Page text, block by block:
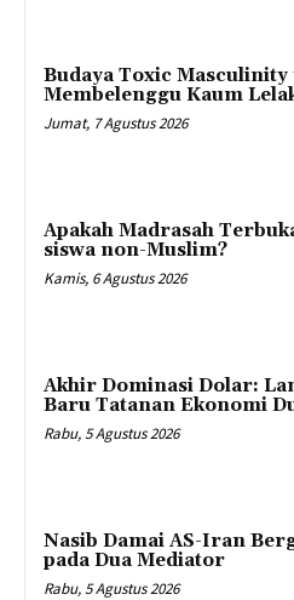
Budaya Toxic Masculinity
Membelenggu Kaum
Jumat, 7 Agustus 2026
Apakah Madrasah
siswa non-Muslim?
Kamis, 6 Agustus 2026
Akhir Dominasi Dolar:
Baru Tatanan Ekonomi
Rabu, 5 Agustus 2026
Nasib Damai AS-Iran
pada Dua Mediator
Rabu, 5 Agustus 2026